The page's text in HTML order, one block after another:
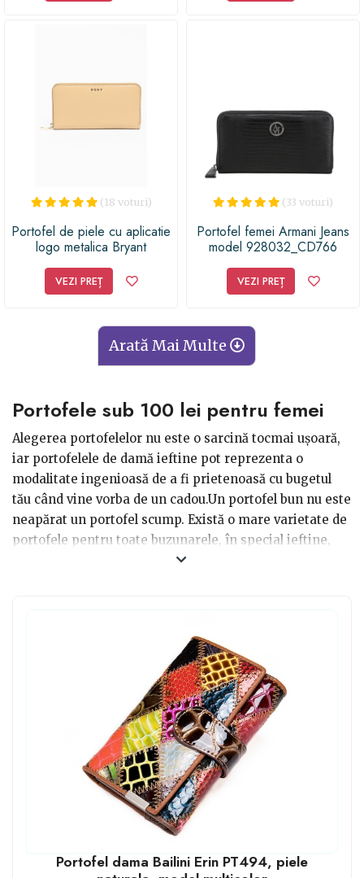
(18 voturi)
Portofel de piele cu aplicatie
logo metalica Bryant
VEZI PREȚ
(33 voturi)
Portofel femei Armani Jeans
model 928032_CD766
VEZI PREȚ
Arată Mai Multe
Portofele sub 100 lei pentru femei
Alegerea portofelelor nu este o sarcină tocmai uşoară,
iar portofelele de damă ieftine pot reprezenta o
modalitate ingenioasă de a fi prietenoasă cu bugetul
tău când vine vorba de un cadou.Un portofel bun nu este
neapărat un portofel scump. Există o mare varietate de
portofele pentru toate buzunarele, în special ieftine,
care vor fi niște cadouri foarte bune, și în același timp
Optează pentru portofele care o să corespundă
Portofel dama Bailini Erin PT494, piele